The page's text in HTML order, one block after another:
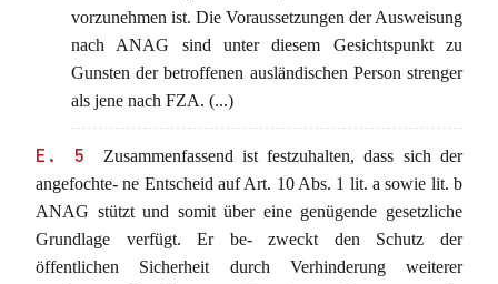
vorzunehmen ist. Die Voraussetzungen der Ausweisung
nach ANAG sind unter diesem Gesichtspunkt zu
Gunsten der betroffenen ausländischen Person strenger
als jene nach FZA. (...)
E. 5
Zusammenfassend ist festzuhalten, dass sich der
angefochte- ne Entscheid auf Art. 10 Abs. 1 lit. a sowie lit. b
ANAG stützt und somit über eine genügende gesetzliche
Grundlage verfügt. Er be- zweckt den Schutz der
öffentlichen Sicherheit durch Verhinderung weiterer